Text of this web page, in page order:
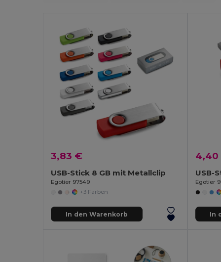
3,83 €
USB-Stick 8 GB mit Metallclip
Egotier 97549
+3 Farben
In den Warenkorb
4,40
USB-
Egotier
In